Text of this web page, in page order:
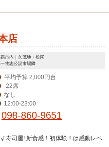
店
市内｜久茂地・松尾
牧志公設市場隣
平均予算 2,000円台
22席
なし
12:00-23:00
098-860-9651
寿司屋! 新食感！初体験！は感動レベ